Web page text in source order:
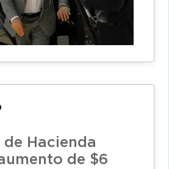
de Hacienda
de $6